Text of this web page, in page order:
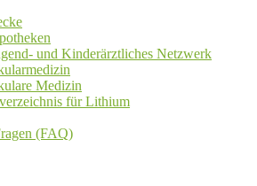
und Kinderärztliches Netzwerk
Medizin
für Lithium
(FAQ)